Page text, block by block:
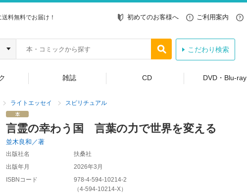
料無料でお届け！ 初めてのお客様へ ご利用案内
こだわり検索
雑誌 CD DVD・Blu-ray
ライトエッセイ スピリチュアル
言霊の幸わう国 言葉の力で世界を変える
並木良和／著
出版社名
扶桑社
出版年月
2026年3月
ISBNコード
978-4-594-10214-2
（4-594-10214-X）